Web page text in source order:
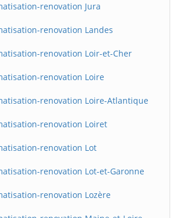
renovation Jura
renovation Landes
renovation Loir-et-Cher
renovation Loire
renovation Loire-Atlantique
renovation Loiret
renovation Lot
renovation Lot-et-Garonne
renovation Lozère